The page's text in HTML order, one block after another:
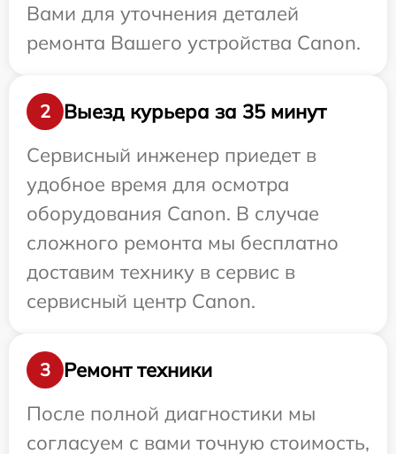
Вами для уточнения деталей
ремонта Вашего устройства Canon.
2
Выезд курьера за 35 минут
Сервисный инженер приедет в
удобное время для осмотра
оборудования Canon. В случае
сложного ремонта мы бесплатно
доставим технику в сервис в
сервисный центр Canon.
3
Ремонт техники
После полной диагностики мы
согласуем с вами точную стоимость,